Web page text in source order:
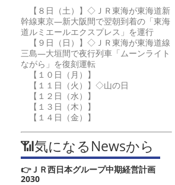
【８日（土）】◇ＪＲ東海が東海道新
幹線東京―新大阪間で翌朝到着の「東海
道ルミエールエクスプレス」を運行
【９日（日）】◇ＪＲ東海が東海道線
三島―大垣間で夜行列車「ムーンライト
ながら」を復刻運転
【１０日（月）】
【１１日（火）】◇山の日
【１２日（水）】
【１３日（木）】
【１４日（金）】
📶気になるNewsから
👉ＪＲ西日本グループ中期経営計画
2030